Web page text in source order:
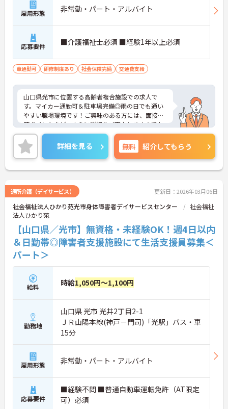
雇用形態 非常勤・パート・アルバイト
応募要件 ■介護福祉士必須 ■経験1年以上必須
車通勤可 研修制度あり 社会保険完備 交通費支給
山口県光市に位置する高齢者複合施設での求人で
す。マイカー通勤可＆駐車場完備◎雨の日でも通い
やすい職場環境です！ご興味のある方には、面接対
策ポイントなど、さらに詳細をご案内しますのでお
気軽にご相談ください！
詳細を見る 無料 紹介してもらう
通所介護（デイサービス） 更新日：2026年03月06日
社会福祉法人ひかり苑光市身体障害者デイサービスセンター
社会福祉
法人ひかり苑
【山口県／光市】無資格・未経験OK！週4日以内
＆日勤帯◎障害者支援施設にて生活支援員募集＜
パート＞
給料 時給1,050円～1,100円
勤務地
山口県 光市 光井2丁目2-1
ＪＲ山陽本線(神戸－門司)「光駅」バス・車
15分
雇用形態 非常勤・パート・アルバイト
応募要件
■経験不問 ■普通自動車運転免許（AT限定
可）必須